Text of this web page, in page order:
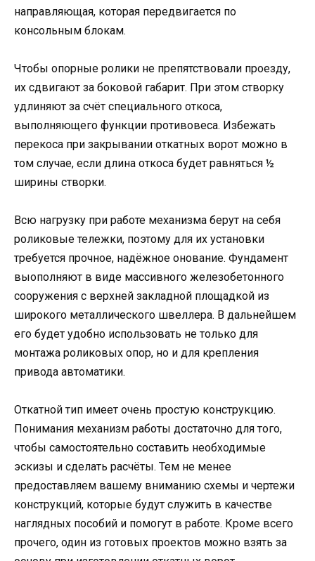
направляющая, которая передвигается по
консольным блокам.
Чтобы опорные ролики не препятствовали проезду,
их сдвигают за боковой габарит. При этом створку
удлиняют за счёт специального откоса,
выполняющего функции противовеса. Избежать
перекоса при закрывании откатных ворот можно в
том случае, если длина откоса будет равняться ½
ширины створки.
Всю нагрузку при работе механизма берут на себя
роликовые тележки, поэтому для их установки
требуется прочное, надёжное онование. Фундамент
выополняют в виде массивного железобетонного
сооружения с верхней закладной площадкой из
широкого металлического швеллера. В дальнейшем
его будет удобно использовать не только для
монтажа роликовых опор, но и для крепления
привода автоматики.
Откатной тип имеет очень простую конструкцию.
Понимания механизм работы достаточно для того,
чтобы самостоятельно составить необходимые
эскизы и сделать расчёты. Тем не менее
предоставляем вашему вниманию схемы и чертежи
конструкций, которые будут служить в качестве
наглядных пособий и помогут в работе. Кроме всего
прочего, один из готовых проектов можно взять за